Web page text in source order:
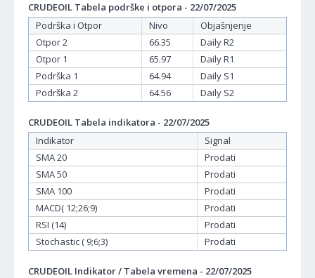
CRUDEOIL Tabela podrške i otpora - 22/07/2025
Podrška i Otpor
Nivo
Objašnjenje
Otpor 2
66.35
Daily R2
Otpor 1
65.97
Daily R1
Podrška 1
64.94
Daily S1
Podrška 2
64.56 Daily S2
CRUDEOIL Tabela indikatora - 22/07/2025
Indikator
Signal
SMA 20
Prodati
SMA 50
Prodati
SMA 100
Prodati
MACD( 12;26;9)
Prodati
RSI (14)
Prodati
Stochastic ( 9;6;3)
Prodati
CRUDEOIL Indikator / Tabela vremena - 22/07/2025